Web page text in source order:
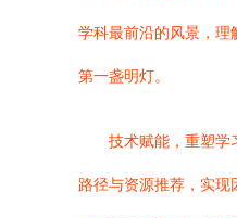
学科最前沿的风景，理
第一盏明灯。
技术赋能，重塑学
路径与资源推荐，实现